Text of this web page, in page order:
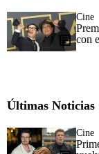
Cine
con
Últimas Noticias
Cine